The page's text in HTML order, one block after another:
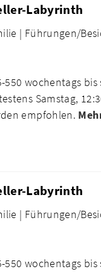
Labyrinth
| Führungen/
wochentags
Samstag,
empfohlen.
Labyrinth
| Führungen/
wochentags